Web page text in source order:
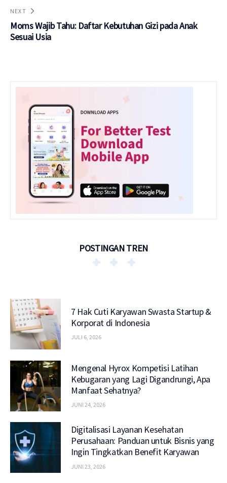
NEXT
Moms Wajib Tahu: Daftar Kebutuhan Gizi pada Anak
Sesuai Usia
POSTINGAN TREN
7 Hak Cuti Karyawan Swasta Startup &
Korporat di Indonesia
JULI 6, 2026
Mengenal Hyrox Kompetisi Latihan
Kebugaran yang Lagi Digandrungi, Apa
Manfaat Sehatnya?
JUNI 24, 2026
Digitalisasi Layanan Kesehatan
Perusahaan: Panduan untuk Bisnis yang
Ingin Tingkatkan Benefit Karyawan
JUNI 23, 2026